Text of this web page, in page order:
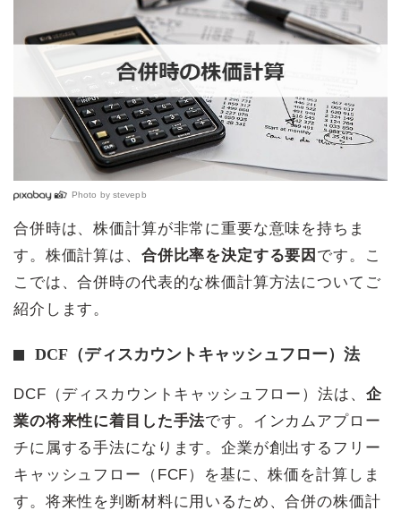
Photo by stevepb
合併時は、株価計算が非常に重要な意味を持ちま
す。株価計算は、 合併比率を決定する要因 です。こ
こでは、合併時の代表的な株価計算方法についてご
紹介します。
DCF（ディスカウントキャッシュフロー）法
DCF（ディスカウントキャッシュフロー）法は、 企
業の将来性に着目した手法です。インカムアプロー
チに属する手法になります。企業が創出するフリー
キャッシュフロー（FCF）を基に、株価を計算しま
す。将来性を判断材料に用いるため、合併の株価計